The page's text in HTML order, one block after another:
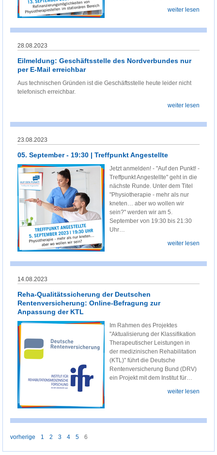
weiter lesen
28.08.2023
Eilmeldung: Geschäftsstelle des Nordverbundes nur
per E-Mail erreichbar
Aus technischen Gründen ist die Geschäftsstelle heute leider nicht
telefonisch erreichbar.
weiter lesen
23.08.2023
05. September - 19:30 | Treffpunkt Angestellte
Jetzt anmelden! - "Auf den Punkt! -
Treffpunkt Angestellte" geht in die
nächste Runde. Unter dem Titel
"Physiotherapie - mehr als nur
kneten… aber wo wollen wir
sein?" werden wir am 5.
September von 19:30 bis 21:30
Uhr…
weiter lesen
14.08.2023
Reha-Qualitätssicherung der Deutschen
Rentenversicherung: Online-Befragung zur
Anpassung der KTL
Im Rahmen des Projektes
"Aktualisierung der Klassifikation
Therapeutischer Leistungen in
der medizinischen Rehabilitation
(KTL)" führt die Deutsche
Rentenversicherung Bund (DRV)
ein Projekt mit dem Institut für…
weiter lesen
vorherige 1 2 3 4 5 6